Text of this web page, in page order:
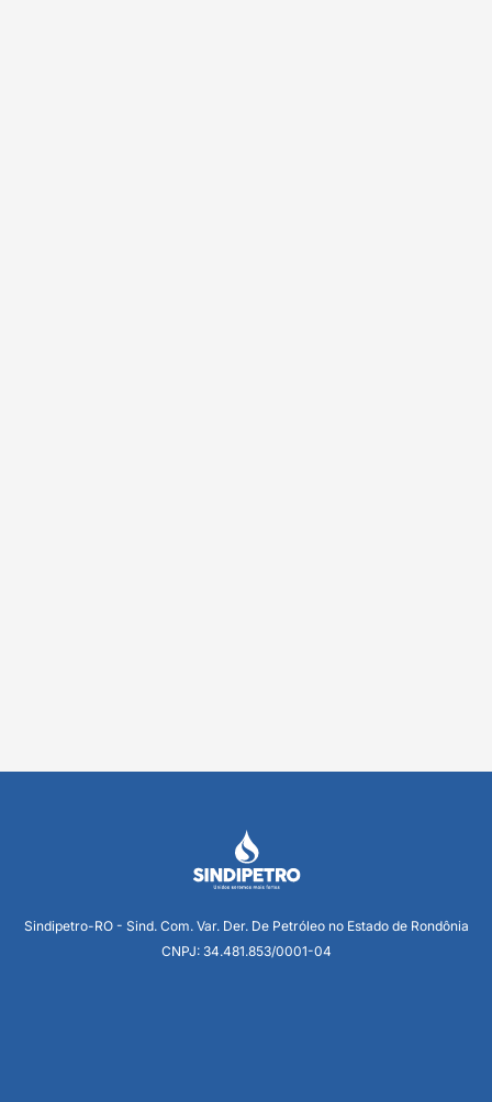
Sindipetro-RO - Sind. Com. Var. Der. De Petróleo no Estado de Rondônia
CNPJ: 34.481.853/0001-04